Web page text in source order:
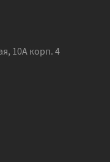
10А корп. 4